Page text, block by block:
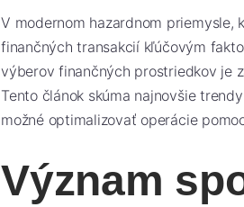
V modernom hazardnom
finančných transakcií kľúčovým
výberov finančných prostriedkov je
Tento článok skúma najnovšie
možné optimalizovať operácie
Význam